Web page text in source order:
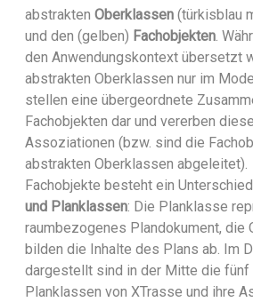
abstrakten Oberklassen (türkisblau
und den (gelben) Fachobjekten.
den Anwendungskontext übersetzt
abstrakten Oberklassen nur im
stellen eine übergeordnete
Fachobjekten dar und vererben
Assoziationen (bzw. sind die
abstrakten Oberklassen
Fachobjekte besteht ein
und Planklassen: Die Planklasse
raumbezogenes Plandokument, die
bilden die Inhalte des Plans ab. Im
dargestellt sind in der Mitte die
Planklassen von XTrasse und ihre